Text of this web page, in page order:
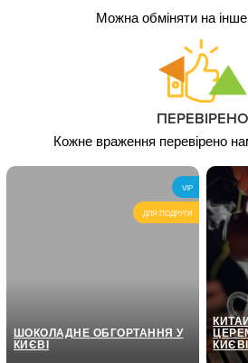
Можна обміняти на
ПЕРЕВІРЕНО
Кожне враження перевірено
VIP
ДЛЯ ПОДРУГИ
ШОКОЛАДНЕ ОБГОРТАННЯ У
КИЄВІ
КИЄВІ